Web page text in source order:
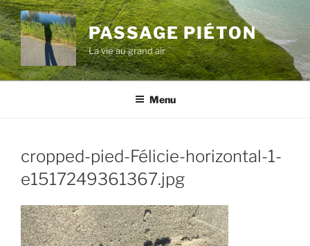
Aller
au
contenu
principal
PASSAGE PIÉTON
La vie au grand air
Menu
cropped-pied-Félicie-horizontal-1-
e1517249361367.jpg